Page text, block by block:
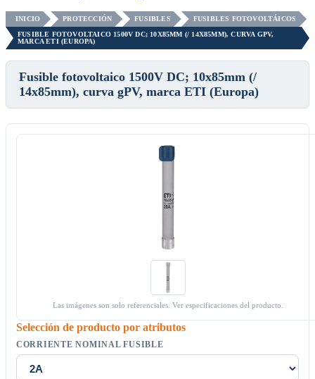
INICIO PROTECCIÓN FUSIBLES
FUSIBLES FOTOVOLTÁICOS
FUSIBLE FOTOVOLTAICO 1500V DC; 10X85MM (/ 14X85MM), CURVA GPV,
MARCA ETI (EUROPA)
Fusible fotovoltaico 1500V DC; 10x85mm (/
14x85mm), curva gPV, marca ETI (Europa)
Las imágenes son solo referenciales. Ver especificaciones del producto.
Selección de producto por atributos
CORRIENTE NOMINAL FUSIBLE